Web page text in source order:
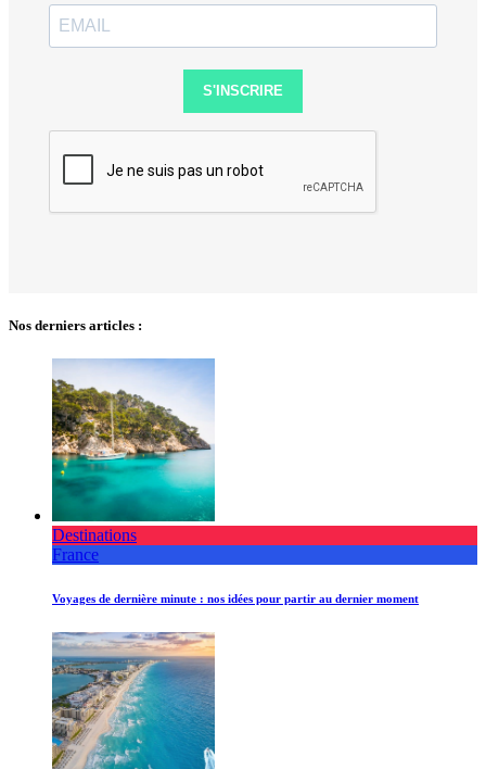
S'INSCRIRE
Nos derniers articles :
Destinations
France
Voyages de dernière minute : nos idées pour partir au dernier moment